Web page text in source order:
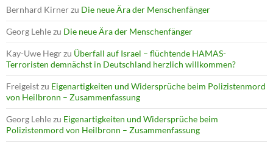
Bernhard Kirnerzu Die neue Ära der Menschenfänger
Georg Lehlezu Die neue Ära der Menschenfänger
Kay-Uwe Hegrzu Überfall auf Israel – flüchtende HAMAS-
Terroristen demnächst in Deutschland herzlich willkommen?
Freigeistzu Eigenartigkeiten und Widersprüche beim Polizistenmord
von Heilbronn – Zusammenfassung
Georg Lehlezu Eigenartigkeiten und Widersprüche beim
Polizistenmord von Heilbronn – Zusammenfassung